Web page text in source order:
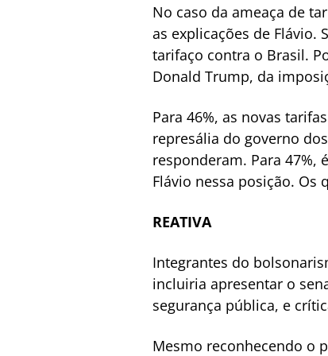
No caso da ameaça de
as explicações de Flávio.
tarifaço contra o Brasil.
Donald Trump, da
Para 46%, as novas
represália do governo
responderam. Para 47%,
Flávio nessa posição. Os
REATIVA
Integrantes do
incluiria apresentar o
segurança pública, e
Mesmo reconhecendo o